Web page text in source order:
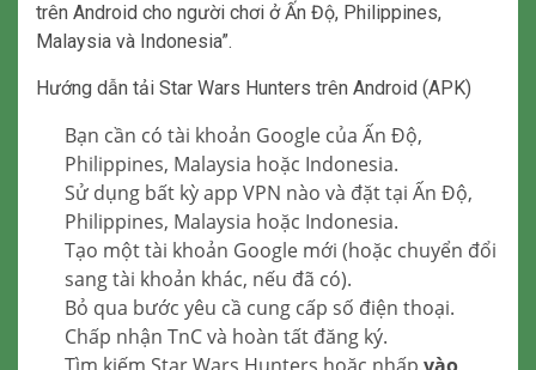
trên Android cho người chơi ở Ấn Độ, Philippines,
Malaysia và Indonesia”.
Hướng dẫn tải Star Wars Hunters trên Android (APK)
Bạn cần có tài khoản Google của Ấn Độ,
Philippines, Malaysia hoặc Indonesia.
Sử dụng bất kỳ app VPN nào và đặt tại Ấn Độ,
Philippines, Malaysia hoặc Indonesia.
Tạo một tài khoản Google mới (hoặc chuyển đổi
sang tài khoản khác, nếu đã có).
Bỏ qua bước yêu cầ cung cấp số điện thoại.
Chấp nhận TnC và hoàn tất đăng ký.